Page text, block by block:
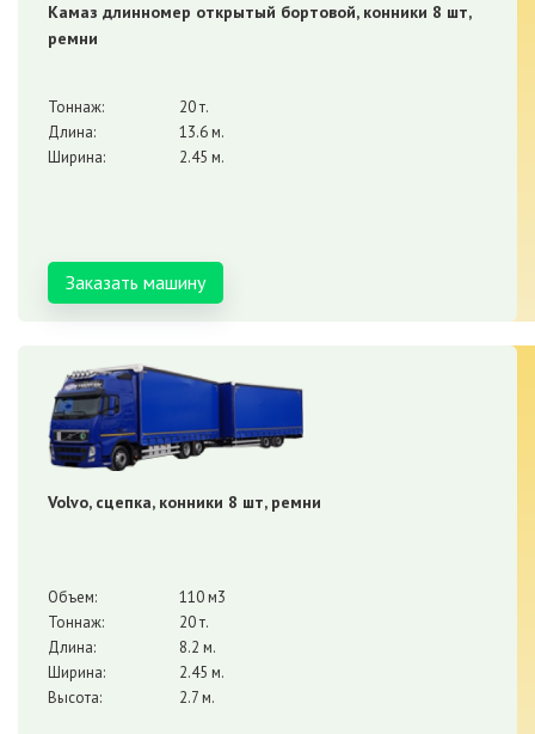
Камаз длинномер открытый бортовой, конники 8 шт,
ремни
Тоннаж:
20 т.
Длина:
13.6 м.
Ширина:
2.45 м.
Заказать машину
Volvo, сцепка, конники 8 шт, ремни
Объем:
110 м3
Тоннаж:
20 т.
Длина:
8.2 м.
Ширина:
2.45 м.
Высота:
2.7 м.